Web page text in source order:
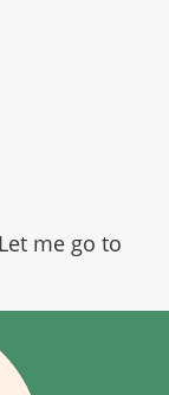
me go to